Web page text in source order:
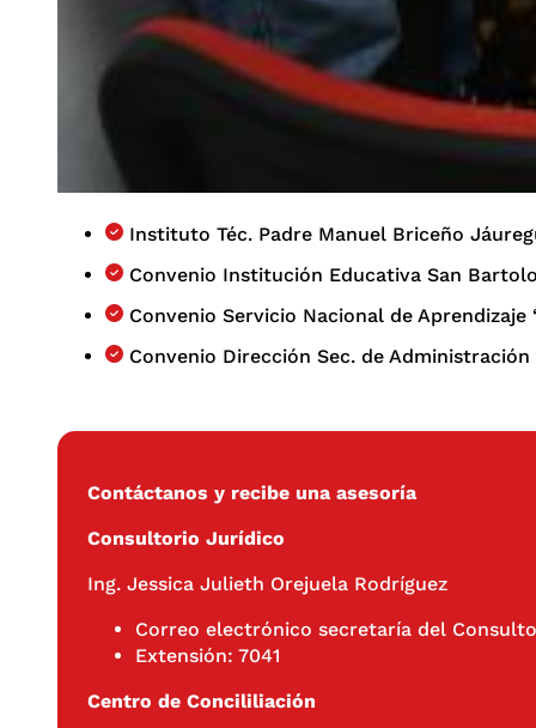
Instituto Téc. Padre Manuel Briceño
Convenio Institución Educativa San
Convenio Servicio Nacional de Aprendizaje
Convenio Dirección Sec. de
Contáctanos y recibe una asesoría
Consultorio Jurídico
Ing. Jessica Julieth Orejuela Rodríguez
Correo electrónico secretaría del
Extensión: 7041
Centro de Concililiación